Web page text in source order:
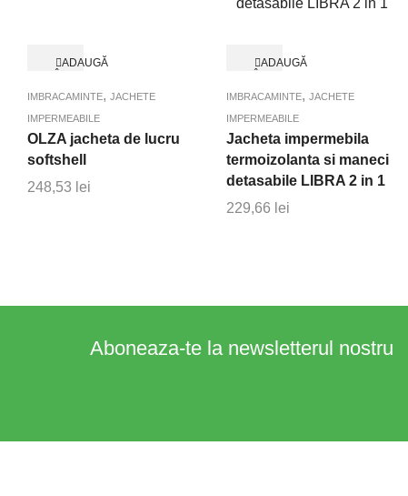
ADAUGĂ
IMBRACAMINTE, JACHETE
IMPERMEABILE
OLZA jacheta de lucru
softshell
248,53 lei
ADAUGĂ
IMBRACAMINTE, JACHETE
IMPERMEABILE
Jacheta impermebila
termoizolanta si maneci
detasabile LIBRA 2 in 1
229,66 lei
Aboneaza-te la newsletterul nostru